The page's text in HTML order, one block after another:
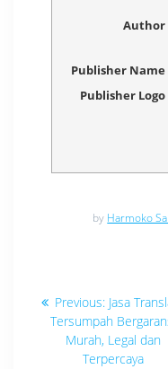
Author
Publisher Name
Publisher Logo
by Harmoko
Navigasi
pos
Previous: Previous
post:
Jasa
Tersumpah
Murah, Legal dan
Terpercaya